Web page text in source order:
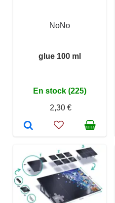
NoNo
glue 100 ml
En stock (225)
2,30 €